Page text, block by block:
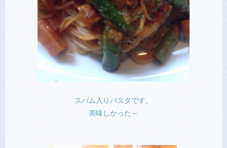
スパム入りパスタです。
美味しかった～